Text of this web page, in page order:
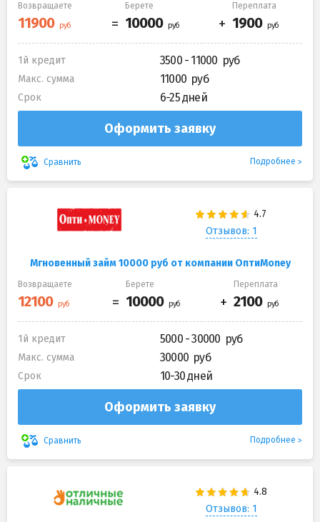
Возвращаете Берете Переплата
1й кредит 3500 - 11000
Макс. сумма 11000
Срок 6-25 дней
Оформить заявку
Сравнить Подробнее
Отзывов: 1
Мгновенный займ 10000 руб от компании ОптиMoney
Возвращаете Берете Переплата
1й кредит 5000 - 30000
Макс. сумма 30000
Срок 10-30 дней
Оформить заявку
Сравнить Подробнее
Отзывов: 1